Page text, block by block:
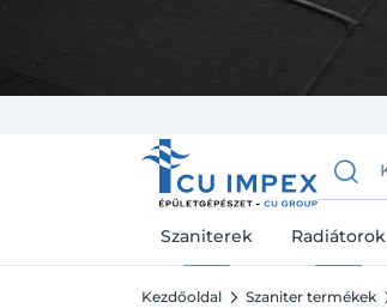
Szaniterek Radiátorok
Kezdőoldal Szaniter termékek